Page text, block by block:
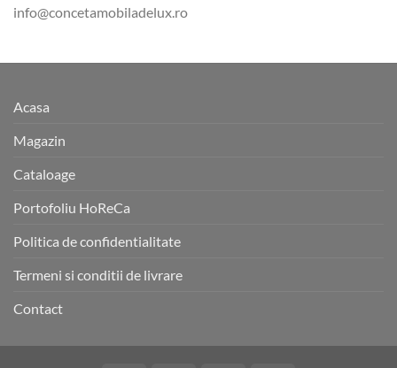
info@concetamobiladelux.ro
Acasa
Magazin
Cataloage
Portofoliu HoReCa
Politica de confidentialitate
Termeni si conditii de livrare
Contact